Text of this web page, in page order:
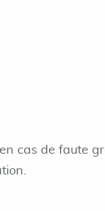
cas de faute